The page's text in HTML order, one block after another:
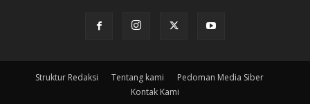
Struktur Redaksi Tentang kami
Pedoman Media Siber
Kontak Kami